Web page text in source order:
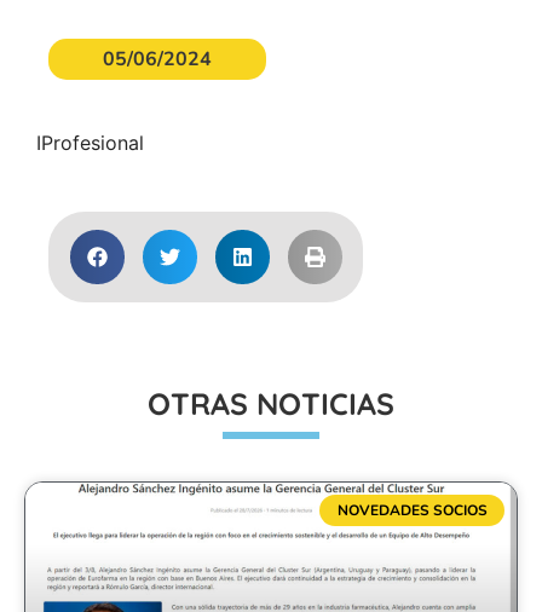
05/06/2024
IProfesional
OTRAS NOTICIAS
NOVEDADES SOCIOS